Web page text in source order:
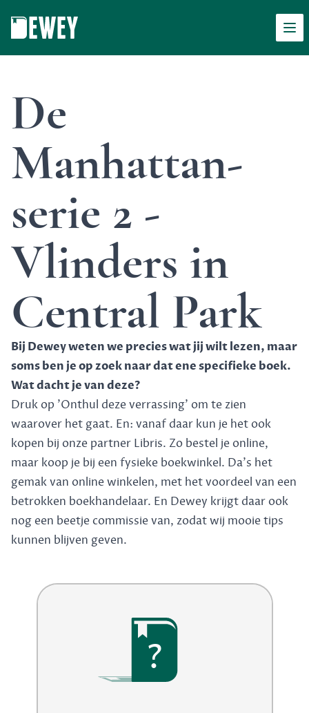
De
Manhattan-
serie 2 -
Vlinders in
Central Park
Bij Dewey weten we precies wat jij wilt lezen, maar
soms ben je op zoek naar dat ene specifieke boek.
Wat dacht je van deze?
Druk op 'Onthul deze verrassing' om te zien
waarover het gaat. En: vanaf daar kun je het ook
kopen bij onze partner Libris. Zo bestel je online,
maar koop je bij een fysieke boekwinkel. Da's het
gemak van online winkelen, met het voordeel van een
betrokken boekhandelaar. En Dewey krijgt daar ook
nog een beetje commissie van, zodat wij mooie tips
kunnen blijven geven.
?